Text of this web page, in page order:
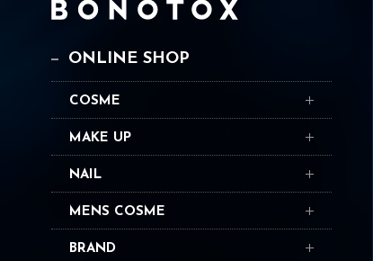
ONLINE SHOP
COSME
MAKE UP
NAIL
MENS COSME
BRAND